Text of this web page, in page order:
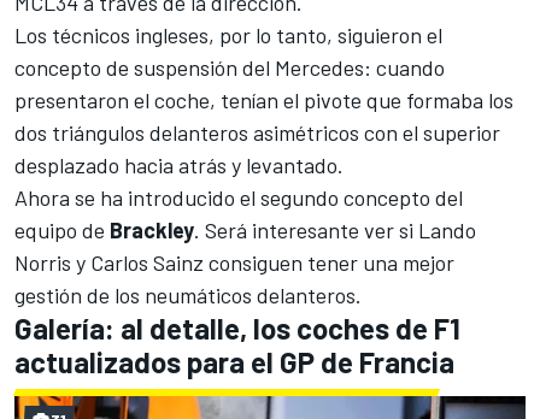
Los técnicos ingleses, por lo tanto, siguieron el
concepto de suspensión del Mercedes: cuando
presentaron el coche, tenían el pivote que formaba los
dos triángulos delanteros asimétricos con el superior
desplazado hacia atrás y levantado.
Ahora se ha introducido el segundo concepto del
equipo de Brackley. Será interesante ver si Lando
Norris y Carlos Sainz consiguen tener una mejor
gestión de los neumáticos delanteros.
Galería: al detalle, los coches de F1
actualizados para el GP de Francia